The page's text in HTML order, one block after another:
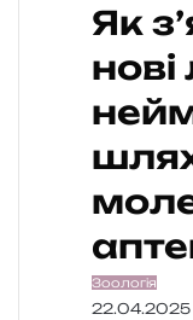
Як
нові
Зоологія
22.04.2025